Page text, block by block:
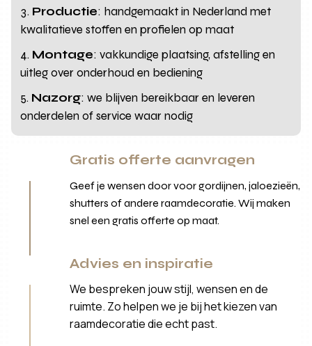
Productie: handgemaakt in Nederland met
kwalitatieve stoffen en profielen op maat
Montage: vakkundige plaatsing, afstelling en
uitleg over onderhoud en bediening
Nazorg: we blijven bereikbaar en leveren
onderdelen of service waar nodig
Gratis offerte aanvragen
Geef je wensen door voor gordijnen, jaloezieën,
shutters of andere raamdecoratie. Wij maken
snel een gratis offerte op maat.
Advies en inspiratie
We bespreken jouw stijl, wensen en de
ruimte. Zo helpen we je bij het kiezen van
raamdecoratie die echt past.